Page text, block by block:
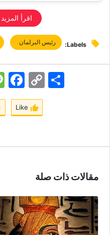
اقرأ
Labels: رئیس البرلمان
Copy
Link
اشتراک
Like
مقالات ذات صلة